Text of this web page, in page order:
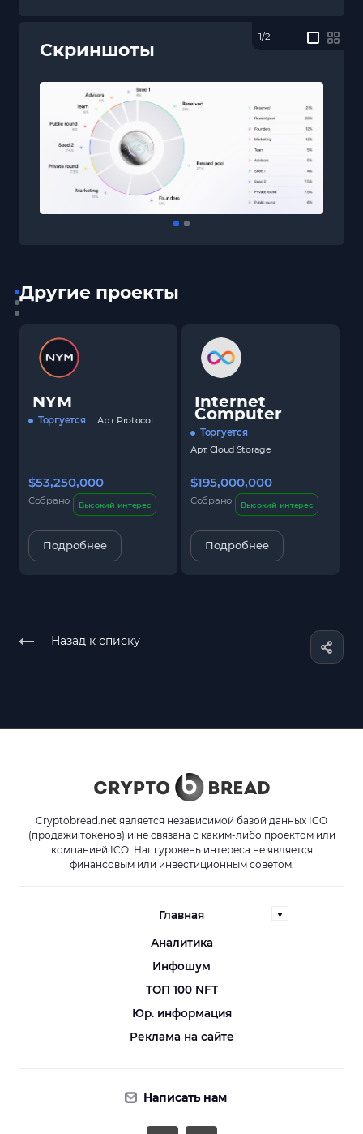
Скриншоты
1/2 —
Другие проекты
NYM
Торгуется Арт. Protocol
$53,250,000
Собрано Высокий интерес
Подробнее
Internet
Computer
Торгуется
Арт. Cloud Storage
$195,000,000
Собрано Высокий интерес
Подробнее
Назад к списку
Cryptobread.net является независимой базой данных ICO
(продажи токенов) и не связана с каким-либо проектом или
компанией ICO. Наш уровень интереса не является
финансовым или инвестиционным советом.
Главная
Аналитика
Инфошум
ТОП 100 NFT
Юр. информация
Реклама на сайте
Написать нам